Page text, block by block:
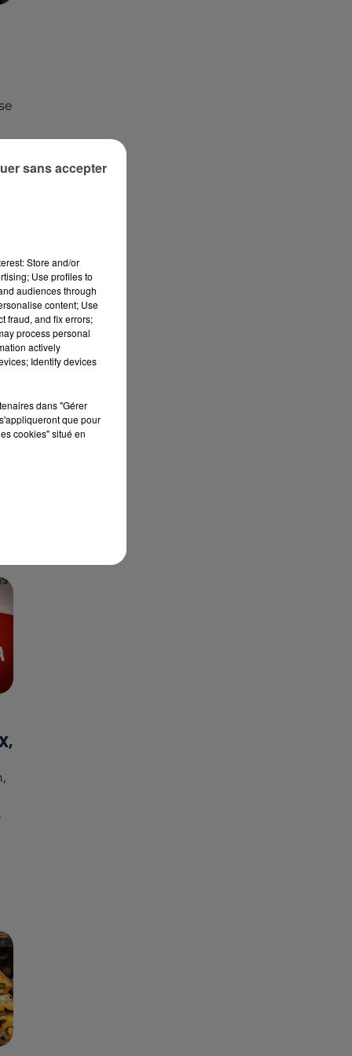
Store and/or
Use profiles to
audiences through
content; Use
fraud, and fix errors;
process personal
actively
Identify devices
dans "Gérer
que pour
cookies" situé en
sans accepter